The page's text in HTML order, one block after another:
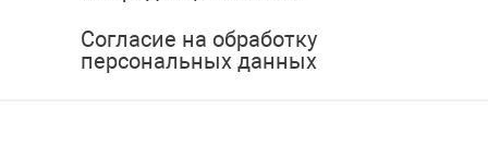
Согласие на обработку
персональных данных